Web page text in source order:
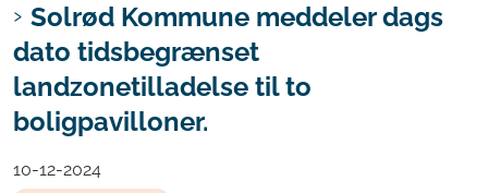
Solrød Kommune meddeler dags
dato tidsbegrænset
landzonetilladelse til to
boligpavilloner.
10-12-2024